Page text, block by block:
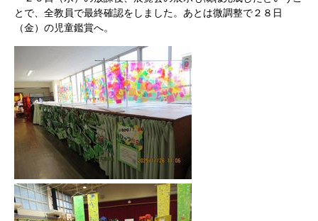
とで、全教員で最終確認をしました。あとは微調整で２８日
（金）の児童鑑賞へ。